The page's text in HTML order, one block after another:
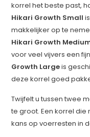
korrel het beste past,
Hikari Growth Small
makkelijker op te
Hikari Growth
voor veel vijvers een
Growth Largeis
deze korrel goed
Twijfelt u tussen twee
te groot. Een korrel
kans op voerresten in